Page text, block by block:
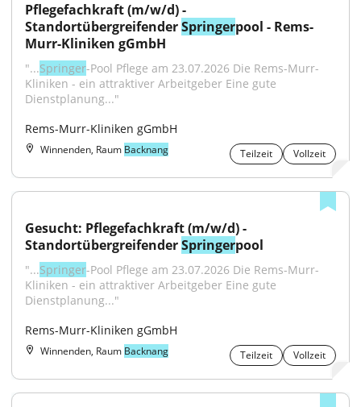
Pflegefachkraft (m/w/d) -
Standortübergreifender Springerpool - Rems-
Murr-Kliniken gGmbH
"...Springer-Pool Pflege am 23.07.2026 Die Rems-Murr-
Kliniken - ein attraktiver Arbeitgeber Eine gute
Dienstplanung..."
Rems-Murr-Kliniken gGmbH
Winnenden, Raum Backnang Teilzeit Vollzeit
Gesucht: Pflegefachkraft (m/w/d) -
Standortübergreifender Springerpool
"...Springer-Pool Pflege am 23.07.2026 Die Rems-Murr-
Kliniken - ein attraktiver Arbeitgeber Eine gute
Dienstplanung..."
Rems-Murr-Kliniken gGmbH
Winnenden, Raum Backnang Teilzeit Vollzeit